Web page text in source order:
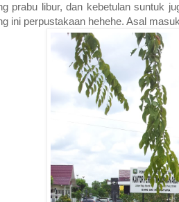
prabu libur, dan kebetulan suntuk
ini perpustakaan hehehe. Asal